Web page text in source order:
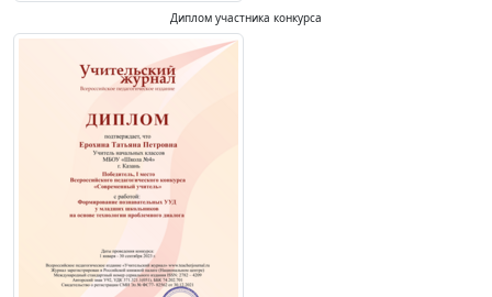
Диплом участника конкурса